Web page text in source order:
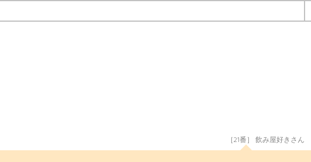
［21番］ 飲み屋好きさん